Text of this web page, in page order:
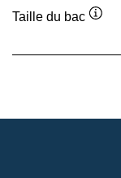
Taille du bac